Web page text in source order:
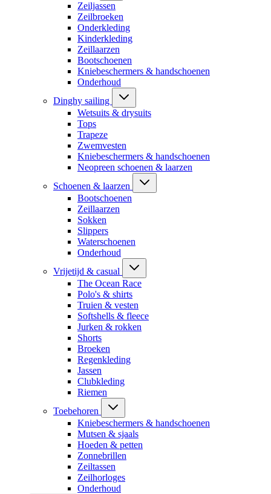
Zeiljassen
Zeilbroeken
Onderkleding
Kinderkleding
Zeillaarzen
Bootschoenen
Kniebeschermers & handschoenen
Onderhoud
Dinghy sailing
Wetsuits & drysuits
Tops
Trapeze
Zwemvesten
Kniebeschermers & handschoenen
Neopreen schoenen & laarzen
Schoenen & laarzen
Bootschoenen
Zeillaarzen
Sokken
Slippers
Waterschoenen
Onderhoud
Vrijetijd & casual
The Ocean Race
Polo's & shirts
Truien & vesten
Softshells & fleece
Jurken & rokken
Shorts
Broeken
Regenkleding
Jassen
Clubkleding
Riemen
Toebehoren
Kniebeschermers & handschoenen
Mutsen & sjaals
Hoeden & petten
Zonnebrillen
Zeiltassen
Zeilhorloges
Onderhoud